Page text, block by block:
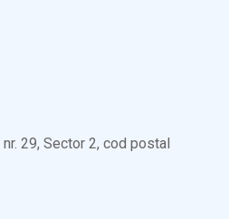
29, Sector 2, cod postal